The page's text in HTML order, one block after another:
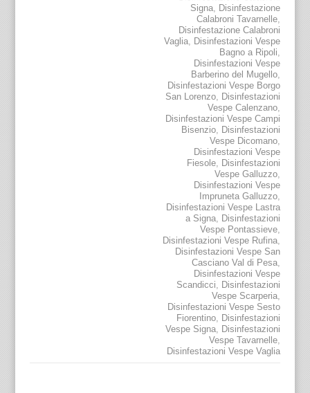
Signa Disinfestazione
Calabroni Tavarnelle
Disinfestazione Calabroni
Vaglia Disinfestazioni Vespe
Bagno a Ripoli
Disinfestazioni Vespe
Barberino del Mugello
Disinfestazioni Vespe Borgo
San Lorenzo Disinfestazioni
Vespe Calenzano
Disinfestazioni Vespe Campi
Bisenzio Disinfestazioni
Vespe Dicomano
Disinfestazioni Vespe
Fiesole Disinfestazioni
Vespe Galluzzo
Disinfestazioni Vespe
Impruneta Galluzzo
Disinfestazioni Vespe Lastra
a Signa Disinfestazioni
Vespe Pontassieve
Disinfestazioni Vespe Rufina
Disinfestazioni Vespe San
Casciano Val di Pesa
Disinfestazioni Vespe
Scandicci
Disinfestazioni
Vespe Scarperia
Disinfestazioni Vespe Sesto
Fiorentino Disinfestazioni
Vespe Signa Disinfestazioni
Vespe Tavarnelle
Disinfestazioni Vespe Vaglia